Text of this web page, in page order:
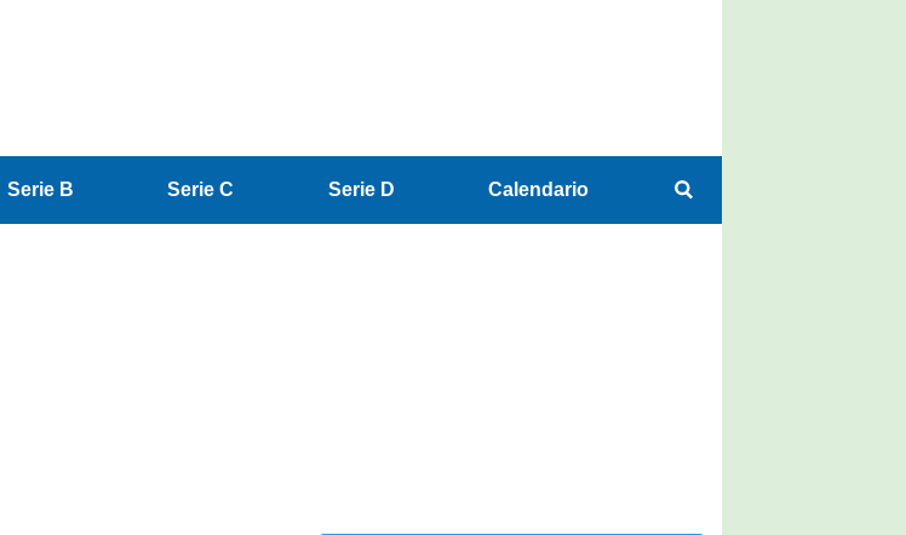
Serie B Serie C Serie D Calendario